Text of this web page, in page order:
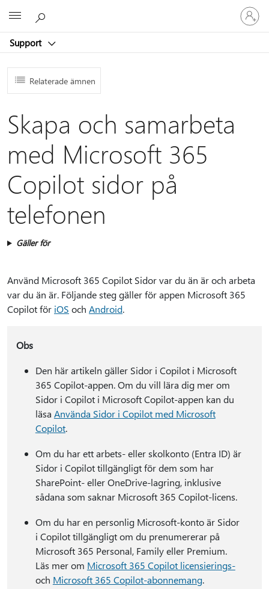
Support
Logga
in
på
konto
Relaterade ämnen
Skapa och samarbeta
med Microsoft 365
Copilot sidor på
telefonen
Gäller för
Använd Microsoft 365 Copilot Sidor var du än är och arbeta
var du än är. Följande steg gäller för appen Microsoft 365
Copilot för iOS och Android.
Obs
Den här artikeln gäller Sidor i Copilot i Microsoft
365 Copilot-appen. Om du vill lära dig mer om
Sidor i Copilot i Microsoft Copilot-appen kan du
läsa Använda Sidor i Copilot med Microsoft
Copilot.
Om du har ett arbets- eller skolkonto (Entra ID) är
Sidor i Copilot tillgängligt för dem som har
SharePoint- eller OneDrive-lagring, inklusive
sådana som saknar Microsoft 365 Copilot-licens.
Om du har en personlig Microsoft-konto är Sidor
i Copilot tillgängligt om du prenumererar på
Microsoft 365 Personal, Family eller Premium.
Läs mer om Microsoft 365 Copilot licensierings-
och Microsoft 365 Copilot-abonnemang.